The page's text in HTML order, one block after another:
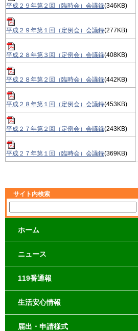
平成２９年第２回（臨時会）会議録(346KB)
平成２９年第１回（定例会）会議録(277KB)
平成２８年第３回（定例会）会議録(408KB)
平成２８年第２回（臨時会）会議録(442KB)
平成２８年第１回（定例会）会議録(453KB)
平成２７年第２回（定例会）会議録(243KB)
平成２７年第１回（臨時会）会議録(369KB)
サイト内検索
ホーム
ニュース
119番通報
生活安心情報
届出・申請様式